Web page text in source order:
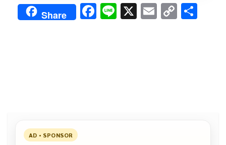
Share F Li X E C
AD • SPONSOR